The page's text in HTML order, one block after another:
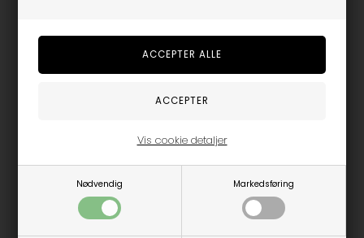
Nødvendig Markedsføring
Vis cookie detaljer
Spitfire T-Shirt l/æ - Junior - Bighead - Black / Gold / Red